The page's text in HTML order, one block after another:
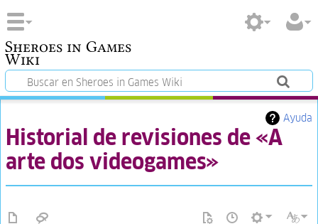
Sheroes in Games
Wiki
Ayuda
Historial de revisiones de «A
arte dos videogames»